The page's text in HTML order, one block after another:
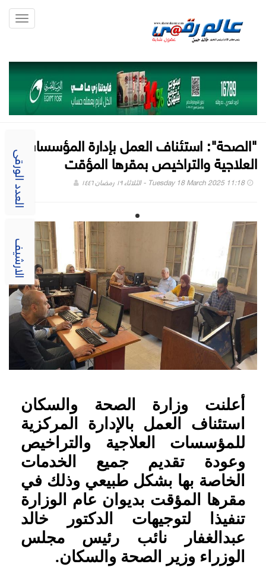
العدد الورقى
الارشيف
"الصحة": استئناف العمل بإدارة المؤسسات
العلاجية والتراخيص بمقرها المؤقت
Tuesday 18 March 2025 11:18 - الثلاثاء ١٩ رمضان ١٤٤٦
أعلنت وزارة الصحة والسكان
استئناف العمل بالإدارة المركزية
للمؤسسات العلاجية والتراخيص
وعودة تقديم جميع الخدمات
الخاصة بها بشكل طبيعي وذلك في
مقرها المؤقت بديوان عام الوزارة
تنفيذا لتوجيهات الدكتور خالد
عبدالغفار نائب رئيس مجلس
الوزراء وزير الصحة والسكان.